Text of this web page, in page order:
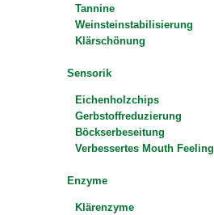
Tannine
Weinsteinstabilisierung
Klärschönung
Sensorik
Eichenholzchips
Gerbstoffreduzierung
Böckserbeseitung
Verbessertes Mouth Feeling
Enzyme
Klärenzyme